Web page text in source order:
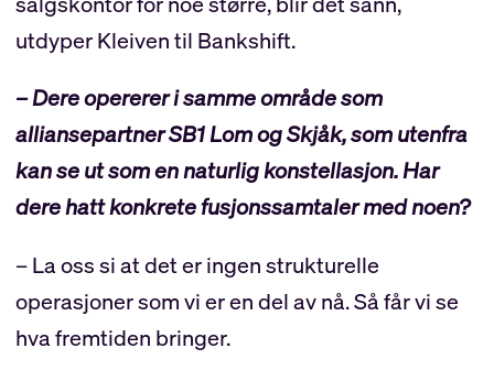
utdyper Kleiven til Bankshift.
– Dere opererer i samme område som
alliansepartner SB1 Lom og Skjåk, som utenfra
kan se ut som en naturlig konstellasjon. Har
dere hatt konkrete fusjonssamtaler med noen?
– La oss si at det er ingen strukturelle
operasjoner som vi er en del av nå. Så får vi se
hva fremtiden bringer.